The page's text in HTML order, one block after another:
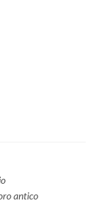
antico